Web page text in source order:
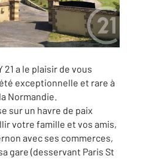
21 a le plaisir de vous
exceptionnelle et rare à
Normandie.
sur un havre de paix
votre famille et vos amis,
avec ses commerces,
gare (desservant Paris St